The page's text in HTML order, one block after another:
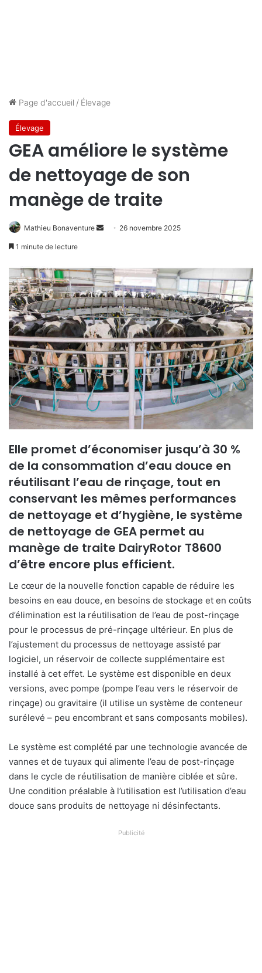
Page d'accueil / Élevage
Élevage
GEA améliore le système
de nettoyage de son
manège de traite
Mathieu Bonaventure
Envoyer26 novembre 2025
1 minute de lecture
Elle promet d’économiser jusqu’à 30 %
de la consommation d’eau douce en
réutilisant l’eau de rinçage, tout en
conservant les mêmes performances
de nettoyage et d’hygiène, le système
de nettoyage de GEA permet au
manège de traite DairyRotor T8600
d’être encore plus efficient.
Le cœur de la nouvelle fonction capable de réduire les
besoins en eau douce, en besoins de stockage et en coûts
d’élimination est la réutilisation de l’eau de post-rinçage
pour le processus de pré-rinçage ultérieur. En plus de
l’ajustement du processus de nettoyage assisté par
logiciel, un réservoir de collecte supplémentaire est
installé à cet effet. Le système est disponible en deux
versions, avec pompe (pompe l’eau vers le réservoir de
rinçage) ou gravitaire (il utilise un système de conteneur
surélevé – peu encombrant et sans composants mobiles).
Le système est complété par une technologie avancée de
vannes et de tuyaux qui alimente l’eau de post-rinçage
dans le cycle de réutilisation de manière ciblée et sûre.
Une condition préalable à l’utilisation est l’utilisation d’eau
douce sans produits de nettoyage ni désinfectants.
Publicité